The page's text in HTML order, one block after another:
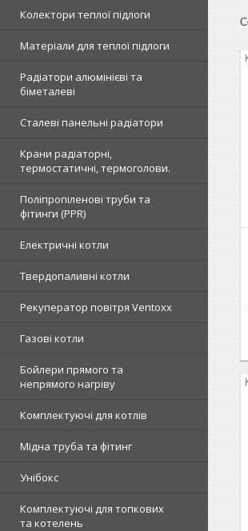
Колектори теплої підлоги
Матеріали для теплої підлоги
Радіатори алюмінієві та
біметалеві
Сталеві панельні радіатори
Крани радіаторні,
термостатичні, термоголови.
Поліпропіленові труби та
фітинги (PPR)
Електричні котли
Твердопаливні котли
Рекуператор повітря Ventoxx
Газові котли
Бойлери прямого та
непрямого нагріву
Комплектуючі для котлів
Мідна труба та фітинг
Унібокс
Комплектуючі для топкових
та котелень